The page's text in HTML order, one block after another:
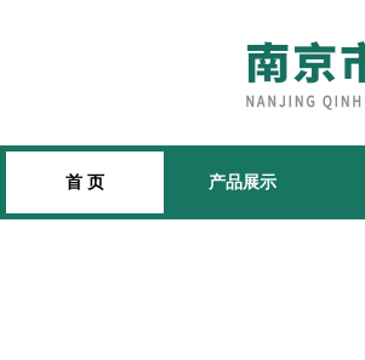
首 页 产品展示